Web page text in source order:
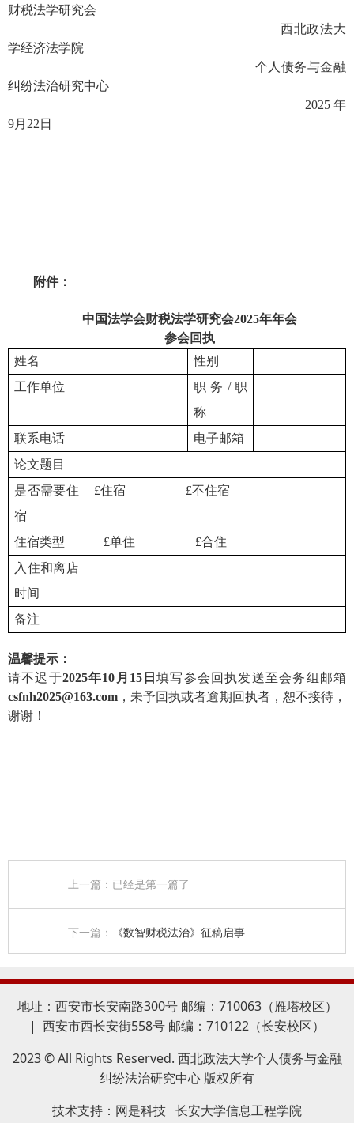
财税法学研究会
西北政法大
学经济法学院
个人债务与金融
纠纷法治研究中心
2025年
9月22日
附件：
中国法学会财税法学研究会2025年年会
参会回执
姓名
性别
工作单位
职务 /职
称
联系电话
电子邮箱
论文题目
是否需要住
宿
£住宿 £不住宿
住宿类型 £单住 £合住
入住和离店
时间
备注
温馨提示：
请不迟于2025年10月15日填写参会回执发送至会务组邮箱
csfnh2025@163.com ，未予回执或者逾期回执者，恕不接待，
谢谢！
上一篇：已经是第一篇了
下一篇： 《数智财税法治》征稿启事
地址：西安市长安南路300号 邮编：710063（雁塔校区）
| 西安市西长安街558号 邮编：710122（长安校区）
2023 © All Rights Reserved. 西北政法大学个人债务与金融
纠纷法治研究中心 版权所有
技术支持： 网是科技 长安大学信息工程学院